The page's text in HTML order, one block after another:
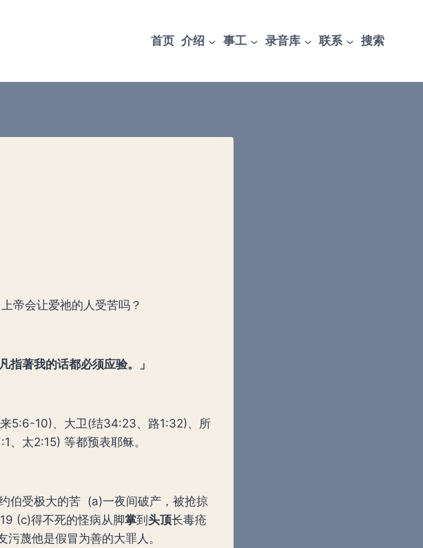
首页 介绍 事工 录音库 联系 搜索
帝会让爱祂的人受苦吗？
指著我的话都必须应验。」
5:6-10)、大卫(结34:23、路1:32)、所
太2:15) 等都预表耶稣。
伯受极大的苦 (a)一夜间破产，被抢掠
(c)得不死的怪病从脚掌到头顶长毒疮
蔑他是假冒为善的大罪人。